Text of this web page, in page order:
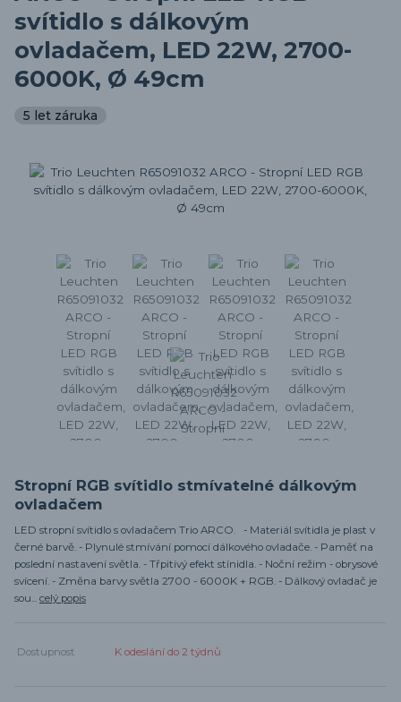
svítidlo s dálkovým
ovladačem, LED 22W, 2700-
6000K, Ø 49cm
5 let záruka
Stropní RGB svítidlo stmívatelné dálkovým
ovladačem
LED stropní svítidlo s ovladačem Trio ARCO. - Materiál svítidla je plast v
černé barvě. - Plynulé stmívání pomocí dálkového ovladače. - Paměť na
poslední nastavení světla. - Třpitivý efekt stínidla. - Noční režim - obrysové
svícení. - Změna barvy světla 2700 - 6000K + RGB. - Dálkový ovladač je
sou... celý popis
Dostupnost K odeslání do 2 týdnů